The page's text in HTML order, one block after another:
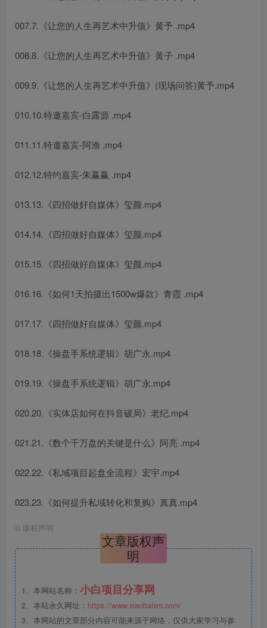
007.7.《让您的人生再艺术中升值》黄予 .mp4
008.8.《让您的人生再艺术中升值》黄子 .mp4
009.9.《让悠的人生再艺术中升值》(现场问答)黄予.mp4
010.10.特邀嘉宾-白露源 .mp4
011.11.特邀嘉宾-阿渔 ,mp4
012.12.特约嘉宾-朱赢赢 .mp4
013.13.《四招做好自媒体》玺颜.mp4
014.14.《四招做好自媒体》玺颜.mp4
015.15.《四招做好自媒体》玺颜.mp4
016.16.《如何1天拍摄出1500w爆款》青霞 .mp4
017.17.《四招做好自媒体》玺颜.mp4
018.18.《操盘手系统逻辑》胡广永.mp4
019.19.《操盘手系统逻辑》胡广永.mp4
020.20.《实体店如何在抖音破局》老纪.mp4
021.21.《数个千万盘的关键是什么》阿亮 .mp4
022.22.《私域项目起盘全流程》宏宇.mp4
023.23.《如何提升私域转化和复购》真真.mp4
© 版权声明
文章版权声
明
1、本网站名称： 小白项目分享网
2、本站永久网址： https://www.xiaobaixm.com/
3、本网站的文章部分内容可能来源于网络，仅供大家学习与参